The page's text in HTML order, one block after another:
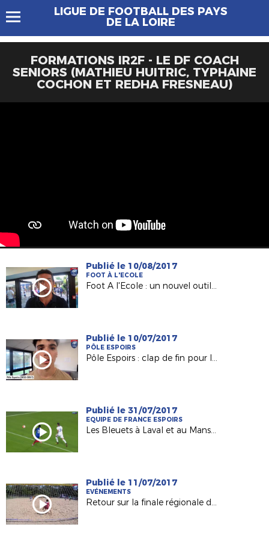
LIGUE DE FOOTBALL DES PAYS
DE LA LOIRE
FORMATIONS IR2F - LE DF COACH
SENIORS (MATHIEU HUITRIC, TYPHAINE
COCHON ET REDHA FRESNEAU)
Publié le 10/08/2017
FOOT À L'ECOLE
Foot A l'Ecole : un nouvel outil pour les Responsables de Sections Sportives !
Publié le 10/07/2017
PÔLE ESPOIRS
Pôle Espoirs : clap de fin pour la Génération 2002 (Episode 1)
Publié le 31/07/2017
EQUIPE DE FRANCE ESPOIRS
Les Bleuets à Laval et au Mans début septembre !
Publié le 11/07/2017
EVÉNEMENTS
Retour sur la finale régionale de Beach-Soccer 2017 !